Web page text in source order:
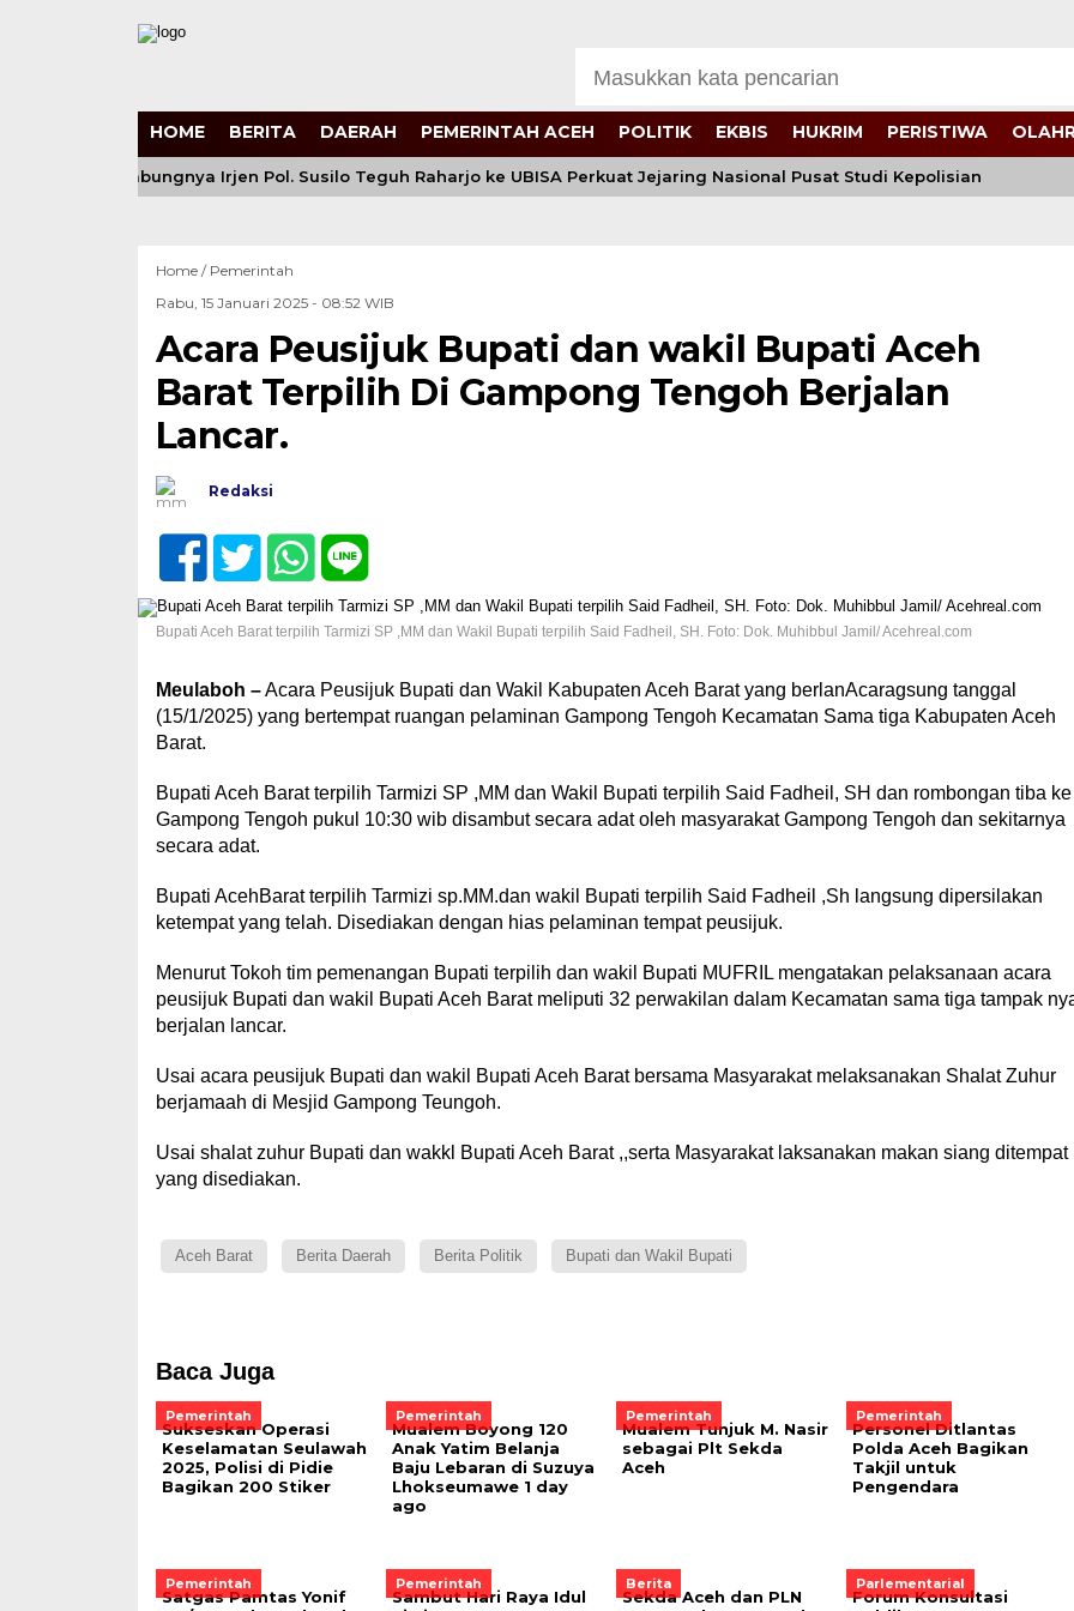
HOME BERITA DAERAH PEMERINTAH ACEH POLITIK EKBIS HUKRIM PERISTIWA
Bergabungnya Irjen Pol. Susilo Teguh Raharjo ke UBISA Perkuat Jejaring Nasional Pusat Studi Kepolisian
Home / Pemerintah
Rabu, 15 Januari 2025 - 08:52 WIB
Acara Peusijuk Bupati dan wakil Bupati Aceh
Barat Terpilih Di Gampong Tengoh Berjalan
Lancar.
Redaksi
Bupati Aceh Barat terpilih Tarmizi SP ,MM dan Wakil Bupati terpilih Said Fadheil, SH. Foto: Dok. Muhibbul Jamil/ Acehreal.com
Meulaboh –Acara Peusijuk Bupati dan Wakil Kabupaten Aceh Barat yang berlanAcaragsung tanggal
(15/1/2025) yang bertempat ruangan pelaminan Gampong Tengoh Kecamatan Sama tiga Kabupaten Aceh
Barat.
Bupati Aceh Barat terpilih Tarmizi SP ,MM dan Wakil Bupati terpilih Said Fadheil, SH dan rombongan tiba ke
Gampong Tengoh pukul 10:30 wib disambut secara adat oleh masyarakat Gampong Tengoh dan sekitarnya
secara adat.
Bupati AcehBarat terpilih Tarmizi sp.MM.dan wakil Bupati terpilih Said Fadheil ,Sh langsung dipersilakan
ketempat yang telah. Disediakan dengan hias pelaminan tempat peusijuk.
Menurut Tokoh tim pemenangan Bupati terpilih dan wakil Bupati MUFRIL mengatakan pelaksanaan acara
peusijuk Bupati dan wakil Bupati Aceh Barat meliputi 32 perwakilan dalam Kecamatan sama tiga tampak
berjalan lancar.
Usai acara peusijuk Bupati dan wakil Bupati Aceh Barat bersama Masyarakat melaksanakan Shalat Zuhur
berjamaah di Mesjid Gampong Teungoh.
Usai shalat zuhur Bupati dan wakkl Bupati Aceh Barat ,,serta Masyarakat laksanakan makan siang ditempat
yang disediakan.
Aceh Barat Berita Daerah Berita Politik Bupati dan Wakil Bupati
Baca Juga
Pemerintah
Sukseskan Operasi
Keselamatan Seulawah
2025, Polisi di Pidie
Bagikan 200 Stiker
Pemerintah
Mualem Boyong 120
Anak Yatim Belanja
Baju Lebaran di Suzuya
Lhokseumawe 1 day
ago
Pemerintah
Mualem Tunjuk M. Nasir
sebagai Plt Sekda
Aceh
Pemerintah
Personel Ditlantas
Polda Aceh Bagikan
Takjil untuk
Pengendara
Pemerintah
Satgas Pamtas Yonif
Pemerintah
Sambut Hari Raya Idul
Berita
Sekda Aceh dan PLN
Parlementarial
Forum Konsultasi